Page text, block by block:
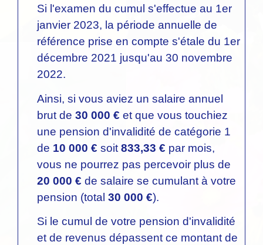
Si l'examen du cumul s'effectue au 1er
janvier 2023, la période annuelle de
référence prise en compte s'étale du 1er
décembre 2021 jusqu'au 30 novembre
2022.
Ainsi, si vous aviez un salaire annuel
brut de 30 000 € et que vous touchiez
une pension d'invalidité de catégorie 1
de 10 000 € soit 833,33 € par mois,
vous ne pourrez pas percevoir plus de
20 000 € de salaire se cumulant à votre
pension (total 30 000 €).
Si le cumul de votre pension d'invalidité
et de revenus dépassent ce montant de